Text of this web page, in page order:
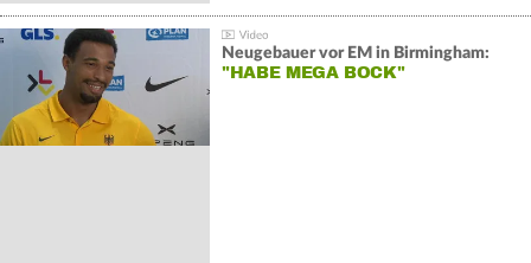
Neugebauer vor EM in Birmingham:
"HABE MEGA BOCK"